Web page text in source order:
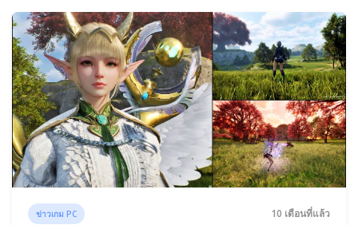
ข่าวเกม PC 10 เดือนที่แล้ว